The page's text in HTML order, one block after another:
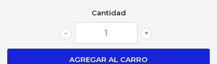
Cantidad
+
-